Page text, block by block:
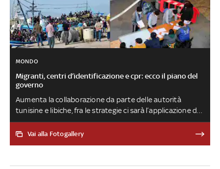
MONDO
Migranti, centri d’identificazione e cpr: ecco il piano del
governo
Aumenta la collaborazione da parte delle autorità
tunisine e libiche, fra le strategie ci sarà l’applicazione del
progetto di sviluppo con questi Paesi. Già nelle prossime
settimane saranno aperti due nuovi centri di
Vai alla Fotogallery